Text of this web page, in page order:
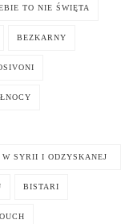
TO NIE ŚWIĘTA
BEZKARNY
SYRII I ODZYSKANEJ
BISTARI